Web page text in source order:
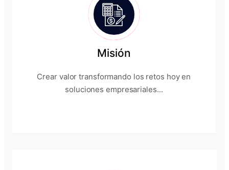
Misión
Crear valor transformando los retos hoy en
soluciones empresariales...